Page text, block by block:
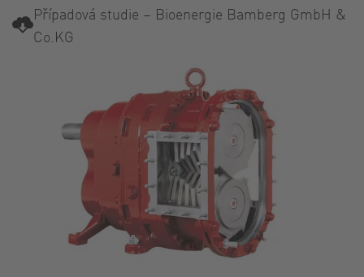
Případová studie – Bioenergie Bamberg GmbH &
Co.KG